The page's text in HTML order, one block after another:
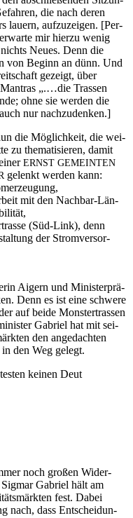
die nach deren
lau­ern, auf­zu­zei­gen. [Per­
mir hier­zu wenig
Neu­es. Denn die
von Beginn an dünn. Und
gezeigt, über
„.…die Tras­sen
ohne sie wer­den die
nur nachzudenken.]
die Mög­lich­keit, die wei­
zu the­ma­ti­sie­ren, damit
ERNST GEMEINTEN
gelenkt wer­den kann:
mit den Nach­bar-Län­
(Süd-Link), denn
der Strom­ver­sor­
Aigern und Minis­ter­prä­
Denn es ist eine schwe­re
auf bei­de Mons­ter­tras­sen
Gabri­el hat mit sei­
den ange­dach­ten
den Weg gelegt.
kei­nen Deut
noch gro­ßen Wider­
Gabri­el hält am
fest. Dabei
nach, dass Ent­schei­dun­